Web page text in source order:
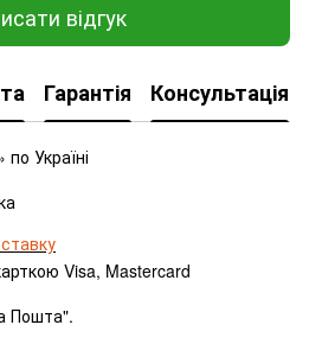
відгук
Гарантія Консультація
Україні
Visa, Mastercard
Пошта".